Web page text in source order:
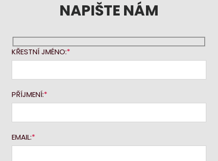
NAPIŠTE NÁM
KŘESTNÍ JMÉNO:
PŘÍJMENÍ:
EMAIL: